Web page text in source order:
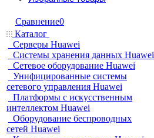
Сравнение0
Каталог
Серверы Huawei
Системы хранения данных Huawei
Сетевое оборудование Huawei
Унифицированные системы
сетевого управления Huawei
Платформы с искусственным
интеллектом Huawei
Оборудование беспроводных
сетей Huawei